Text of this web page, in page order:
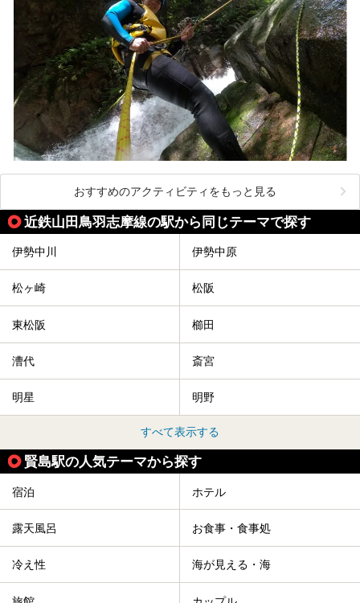
おすすめのアクティビティをもっと見る
近鉄山田鳥羽志摩線の駅から同じテーマで探す
伊勢中川 伊勢中原
松ヶ崎 松阪
東松阪 櫛田
漕代 斎宮
明星 明野
すべて表示する
賢島駅の人気テーマから探す
宿泊 ホテル
露天風呂 お食事・食事処
冷え性 海が見える・海